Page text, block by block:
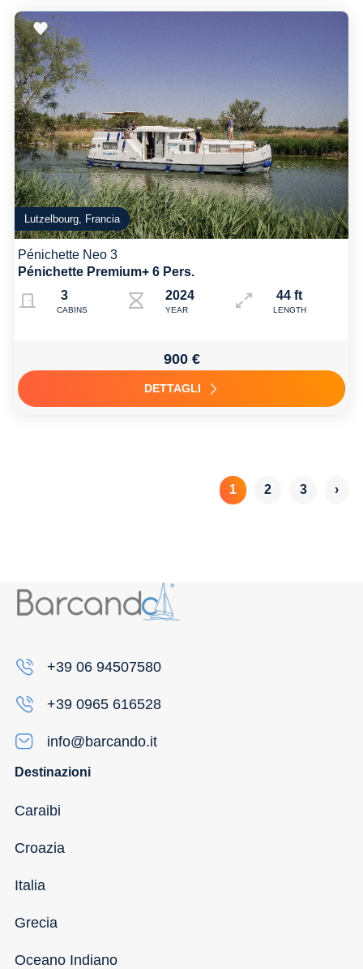
Lutzelbourg, Francia
Pénichette Neo 3
Pénichette Premium+ 6 Pers.
3
CABINS
2024
YEAR
44 ft
LENGTH
900 €
DETTAGLI
1 2 3 ›
+39 06 94507580
+39 0965 616528
info@barcando.it
Destinazioni
Caraibi
Croazia
Italia
Grecia
Oceano Indiano